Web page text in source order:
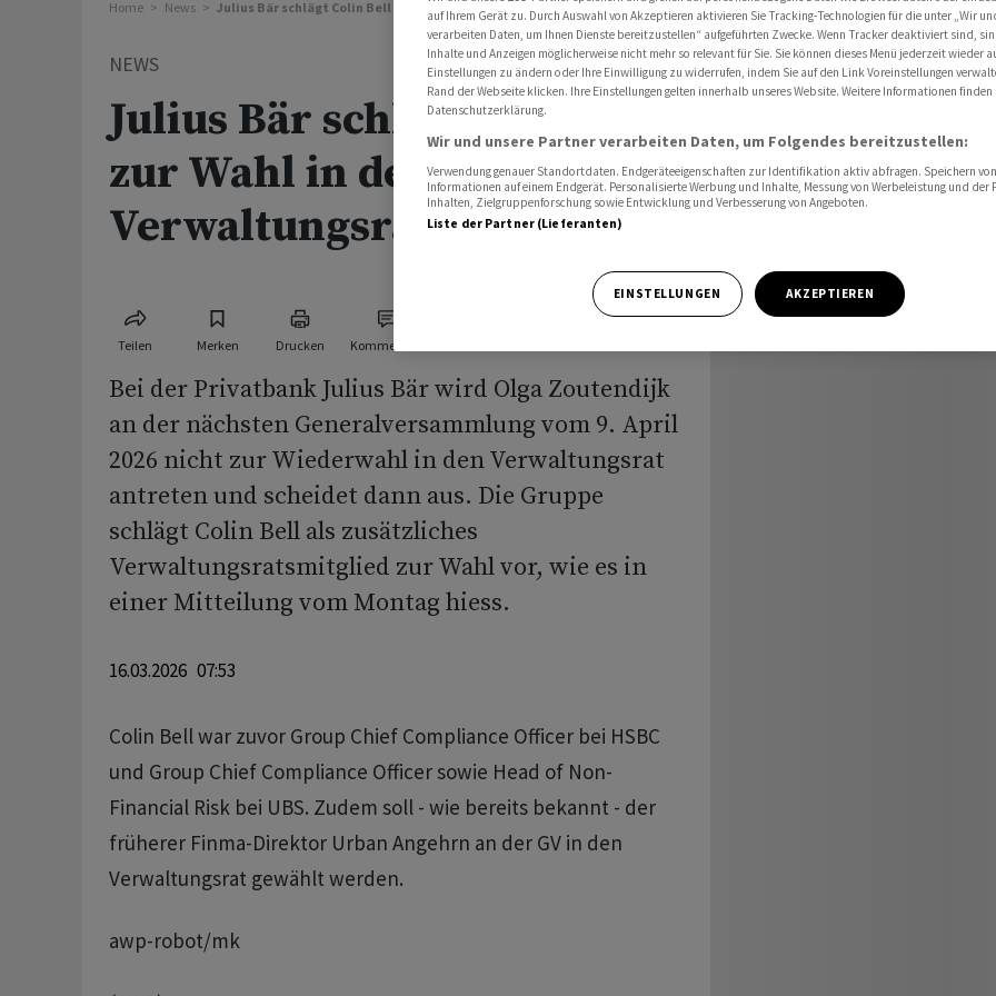
Home News Julius Bär schlägt Colin Bell zur Wahl in den Verwaltungsrat vor
NEWS
Julius Bär schlägt Colin Bell
zur Wahl in den
Verwaltungsrat vor
Teilen Merken Drucken Kommentare
Bei der Privatbank Julius Bär wird Olga Zoutendijk
an der nächsten Generalversammlung vom 9. April
2026 nicht zur Wiederwahl in den Verwaltungsrat
antreten und scheidet dann aus. Die Gruppe
schlägt Colin Bell als zusätzliches
Verwaltungsratsmitglied zur Wahl vor, wie es in
einer Mitteilung vom Montag hiess.
16.03.2026 07:53
Colin Bell war zuvor Group Chief Compliance Officer bei HSBC
und Group Chief Compliance Officer sowie Head of Non-
Financial Risk bei UBS. Zudem soll - wie bereits bekannt - der
früherer Finma-Direktor Urban Angehrn an der GV in den
Verwaltungsrat gewählt werden.
awp-robot/mk
auf Ihrem Gerät zu. Durch Auswahl von Akzeptieren aktivieren Sie Tracking-Technologien für die unter „Wir
verarbeiten Daten, um Ihnen Dienste bereitzustellen“ aufgeführten Zwecke. Wenn Tracker deaktiviert sind,
Inhalte und Anzeigen möglicherweise nicht mehr so relevant für Sie. Sie können dieses Menü jederzeit wieder
Einstellungen zu ändern oder Ihre Einwilligung zu widerrufen, indem Sie auf den Link Voreinstellungen
Rand der Webseite klicken. Ihre Einstellungen gelten innerhalb unseres Website. Weitere Informationen finden
Datenschutzerklärung.
Wir und unsere Partner verarbeiten Daten, um Folgendes bereitzustellen:
Verwendung genauer Standortdaten. Endgeräteeigenschaften zur Identifikation aktiv abfragen. Speichern
Informationen auf einem Endgerät. Personalisierte Werbung und Inhalte, Messung von Werbeleistung und der
Inhalten, Zielgruppenforschung sowie Entwicklung und Verbesserung von Angeboten.
Liste der Partner (Lieferanten)
EINSTELLUNGEN AKZEPTIEREN